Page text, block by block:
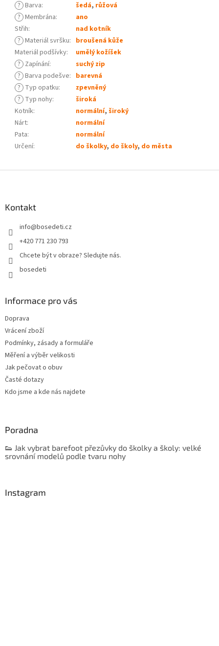
? Barva: šedá, růžová
? Membrána:
ano
Střih:
nad kotník
? Materiál svršku: broušená kůže
Materiál podšívky:
umělý kožíšek
? Zapínání:
suchý zip
? Barva podešve: barevná
? Typ opatku:
zpevněný
? Typ nohy:
široká
Kotník: normální, široký
Nárt:
normální
Pata:
normální
Určení: do školky, do školy, do města
Kontakt
info@bosedeti.cz
+420 771 230 793
Chcete být v obraze? Sledujte nás.
bosedeti
Informace pro vás
Doprava
Vrácení zboží
Podmínky, zásady a formuláře
Měření a výběr velikosti
Jak pečovat o obuv
Časté dotazy
Kdo jsme a kde nás najdete
Poradna
👟 Jak vybrat barefoot přezůvky do školky a školy: velké
srovnání modelů podle tvaru nohy
Instagram